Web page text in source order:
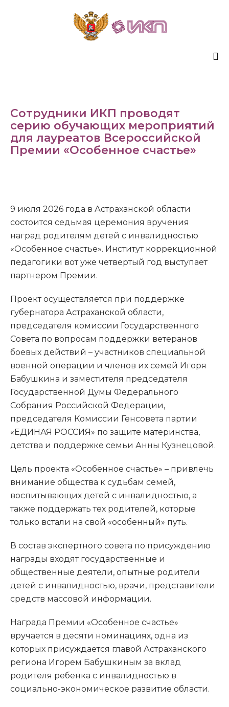
Сотрудники ИКП проводят
серию обучающих мероприятий
для лауреатов Всероссийской
Премии «Особенное счастье»
9 июля 2026 года в Астраханской области
состоится седьмая церемония вручения
наград родителям детей с инвалидностью
«Особенное счастье». Институт коррекционной
педагогики вот уже четвертый год выступает
партнером Премии.
Проект осуществляется при поддержке
губернатора Астраханской области,
председателя комиссии Государственного
Совета по вопросам поддержки ветеранов
боевых действий – участников специальной
военной операции и членов их семей Игоря
Бабушкина и заместителя председателя
Государственной Думы Федерального
Собрания Российской Федерации,
председателя Комиссии Генсовета партии
«ЕДИНАЯ РОССИЯ» по защите материнства,
детства и поддержке семьи Анны Кузнецовой.
Цель проекта «Особенное счастье» – привлечь
внимание общества к судьбам семей,
воспитывающих детей с инвалидностью, а
также поддержать тех родителей, которые
только встали на свой «особенный» путь.
В состав экспертного совета по присуждению
награды входят государственные и
общественные деятели, опытные родители
детей с инвалидностью, врачи, представители
средств массовой информации.
Награда Премии «Особенное счастье»
вручается в десяти номинациях, одна из
которых присуждается главой Астраханского
региона Игорем Бабушкиным за вклад
родителя ребенка с инвалидностью в
социально-экономическое развитие области.